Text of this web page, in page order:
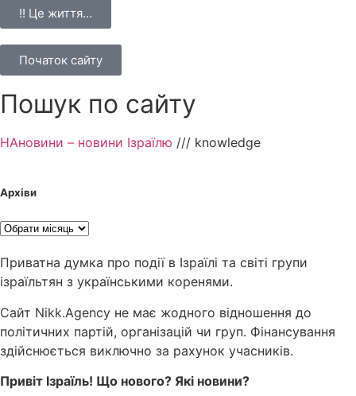
!! Це життя…
Початок сайту
Пошук по сайту
НАновини – новини Ізраїлю /// knowledge
Архіви
Приватна думка про події в Ізраїлі та світі групи
ізраїльтян з українськими коренями.
Сайт Nikk.Agency не має жодного відношення до
політичних партій, організацій чи груп. Фінансування
здійснюється виключно за рахунок учасників.
Привіт Ізраїль! Що нового? Які новини?